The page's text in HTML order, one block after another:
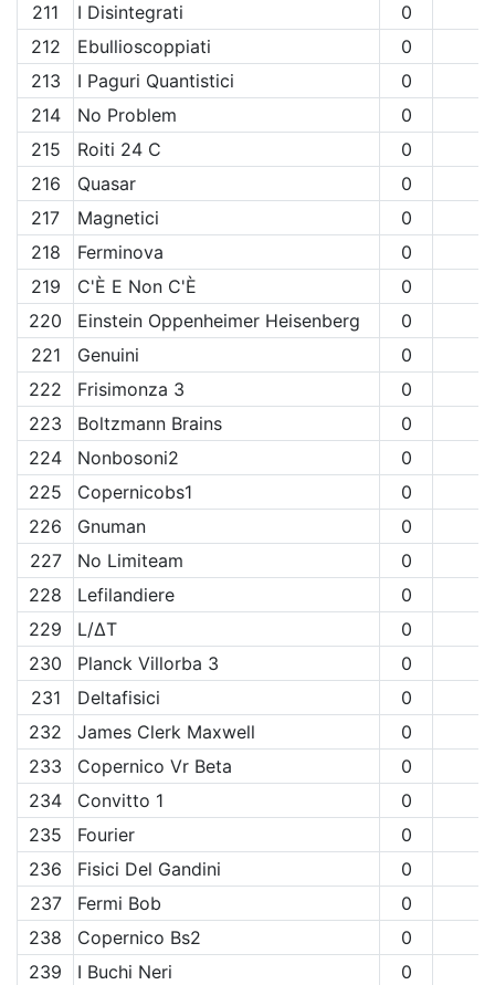
211
I Disintegrati
0
212
Ebullioscoppiati
0
213
I Paguri Quantistici
0
214
No Problem
0
215
Roiti 24 C
0
216
Quasar
0
217
Magnetici
0
218
Ferminova
0
219
C'È E Non C'È
0
220
Einstein Oppenheimer Heisenberg
0
221
Genuini
0
222
Frisimonza 3
0
223
Boltzmann Brains
0
224
Nonbosoni2
0
225
Copernicobs1
0
226
Gnuman
0
227
No Limiteam
0
228
Lefilandiere
0
229
L/∆T
0
230
Planck Villorba 3
0
231
Deltafisici
0
232
James Clerk Maxwell
0
233
Copernico Vr Beta
0
234
Convitto 1
0
235
Fourier
0
236
Fisici Del Gandini
0
237
Fermi Bob
0
238
Copernico Bs2
0
239
I Buchi Neri
0